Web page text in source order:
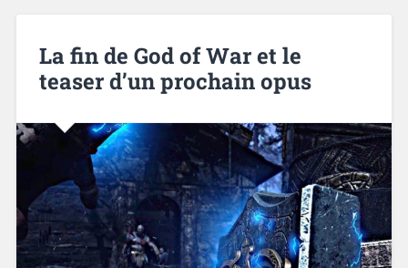
La fin de God of War et le
teaser d’un prochain opus